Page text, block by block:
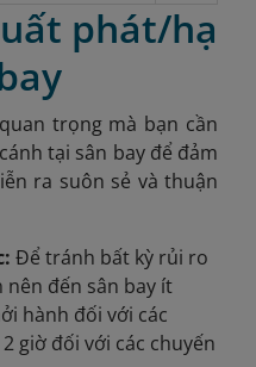
phát/hạ
trọng mà bạn cần
tại sân bay để đảm
ra suôn sẻ và thuận
Để tránh bất kỳ rủi ro
nên đến sân bay ít
hành đối với các
giờ đối với các chuyến